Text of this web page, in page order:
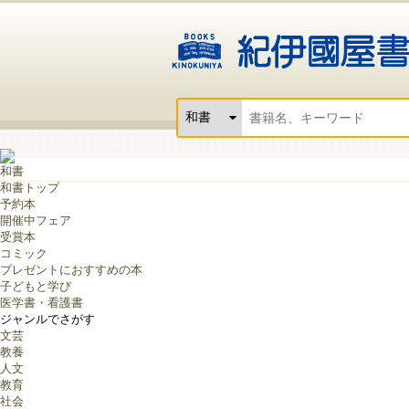
和書
和書トップ
予約本
開催中フェア
受賞本
コミック
プレゼントにおすすめの本
子どもと学び
医学書・看護書
ジャンルでさがす
文芸
教養
人文
教育
社会